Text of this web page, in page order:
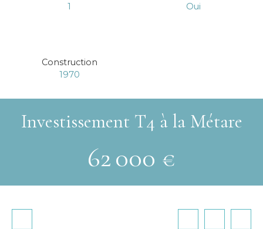
1
Oui
Construction
1970
Investissement T4 à la Métare
62 000 €